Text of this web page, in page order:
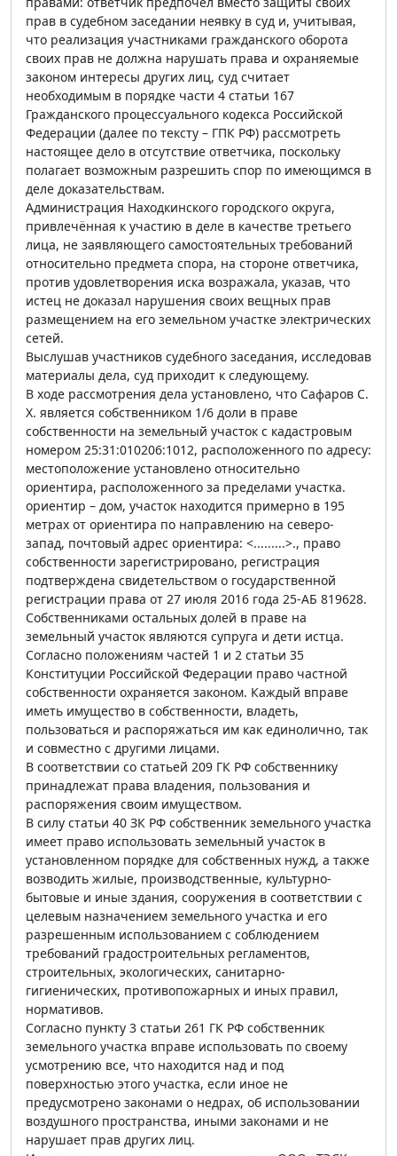
прав в судебном заседании неявку в суд и, учитывая,
что реализация участниками гражданского оборота
своих прав не должна нарушать права и охраняемые
законом интересы других лиц, суд считает
необходимым в порядке части 4 статьи 167
Гражданского процессуального кодекса Российской
Федерации (далее по тексту – ГПК РФ) рассмотреть
настоящее дело в отсутствие ответчика, поскольку
полагает возможным разрешить спор по имеющимся в
деле доказательствам.
Администрация Находкинского городского округа,
привлечённая к участию в деле в качестве третьего
лица, не заявляющего самостоятельных требований
относительно предмета спора, на стороне ответчика,
против удовлетворения иска возражала, указав, что
истец не доказал нарушения своих вещных прав
размещением на его земельном участке электрических
сетей.
Выслушав участников судебного заседания, исследовав
материалы дела, суд приходит к следующему.
В ходе рассмотрения дела установлено, что Сафаров С.
Х. является собственником 1/6 доли в праве
собственности на земельный участок с кадастровым
номером 25:31:010206:1012, расположенного по адресу:
местоположение установлено относительно
ориентира, расположенного за пределами участка.
ориентир – дом, участок находится примерно в 195
метрах от ориентира по направлению на северо-
запад, почтовый адрес ориентира: <.........>., право
собственности зарегистрировано, регистрация
подтверждена свидетельством о государственной
регистрации права от 27 июля 2016 года 25-АБ 819628.
Собственниками остальных долей в праве на
земельный участок являются супруга и дети истца.
Согласно положениям частей 1 и 2 статьи 35
Конституции Российской Федерации право частной
собственности охраняется законом. Каждый вправе
иметь имущество в собственности, владеть,
пользоваться и распоряжаться им как единолично, так
и совместно с другими лицами.
В соответствии со статьей 209 ГК РФ собственнику
принадлежат права владения, пользования и
распоряжения своим имуществом.
В силу статьи 40 ЗК РФ собственник земельного участка
имеет право использовать земельный участок в
установленном порядке для собственных нужд, а также
возводить жилые, производственные, культурно-
бытовые и иные здания, сооружения в соответствии с
целевым назначением земельного участка и его
разрешенным использованием с соблюдением
требований градостроительных регламентов,
строительных, экологических, санитарно-
гигиенических, противопожарных и иных правил,
нормативов.
Согласно пункту 3 статьи 261 ГК РФ собственник
земельного участка вправе использовать по своему
усмотрению все, что находится над и под
поверхностью этого участка, если иное не
предусмотрено законами о недрах, об использовании
воздушного пространства, иными законами и не
нарушает прав других лиц.